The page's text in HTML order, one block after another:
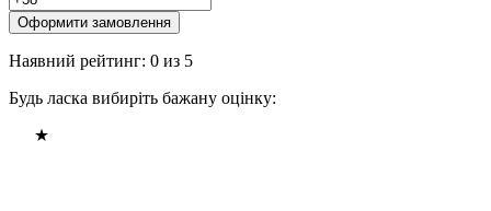
Оформити замовлення
Наявний рейтинг: 0 из 5
Будь ласка вибиріть бажану оцінку: